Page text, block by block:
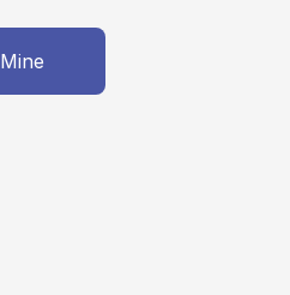
Mine